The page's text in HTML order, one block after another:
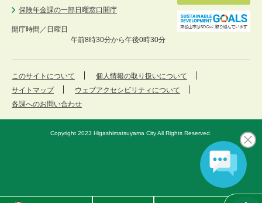
保険年金課の一部日曜窓口開庁
開庁時間／ 日曜日
午前8時30分から午後0時30分
このサイトについて
個人情報の取り扱いについて
サイトマップ
ウェブアクセシビリティについて
各課へのお問い合わせ
Copyright 2023 Higashimatsuyama City All Rights Reserved.